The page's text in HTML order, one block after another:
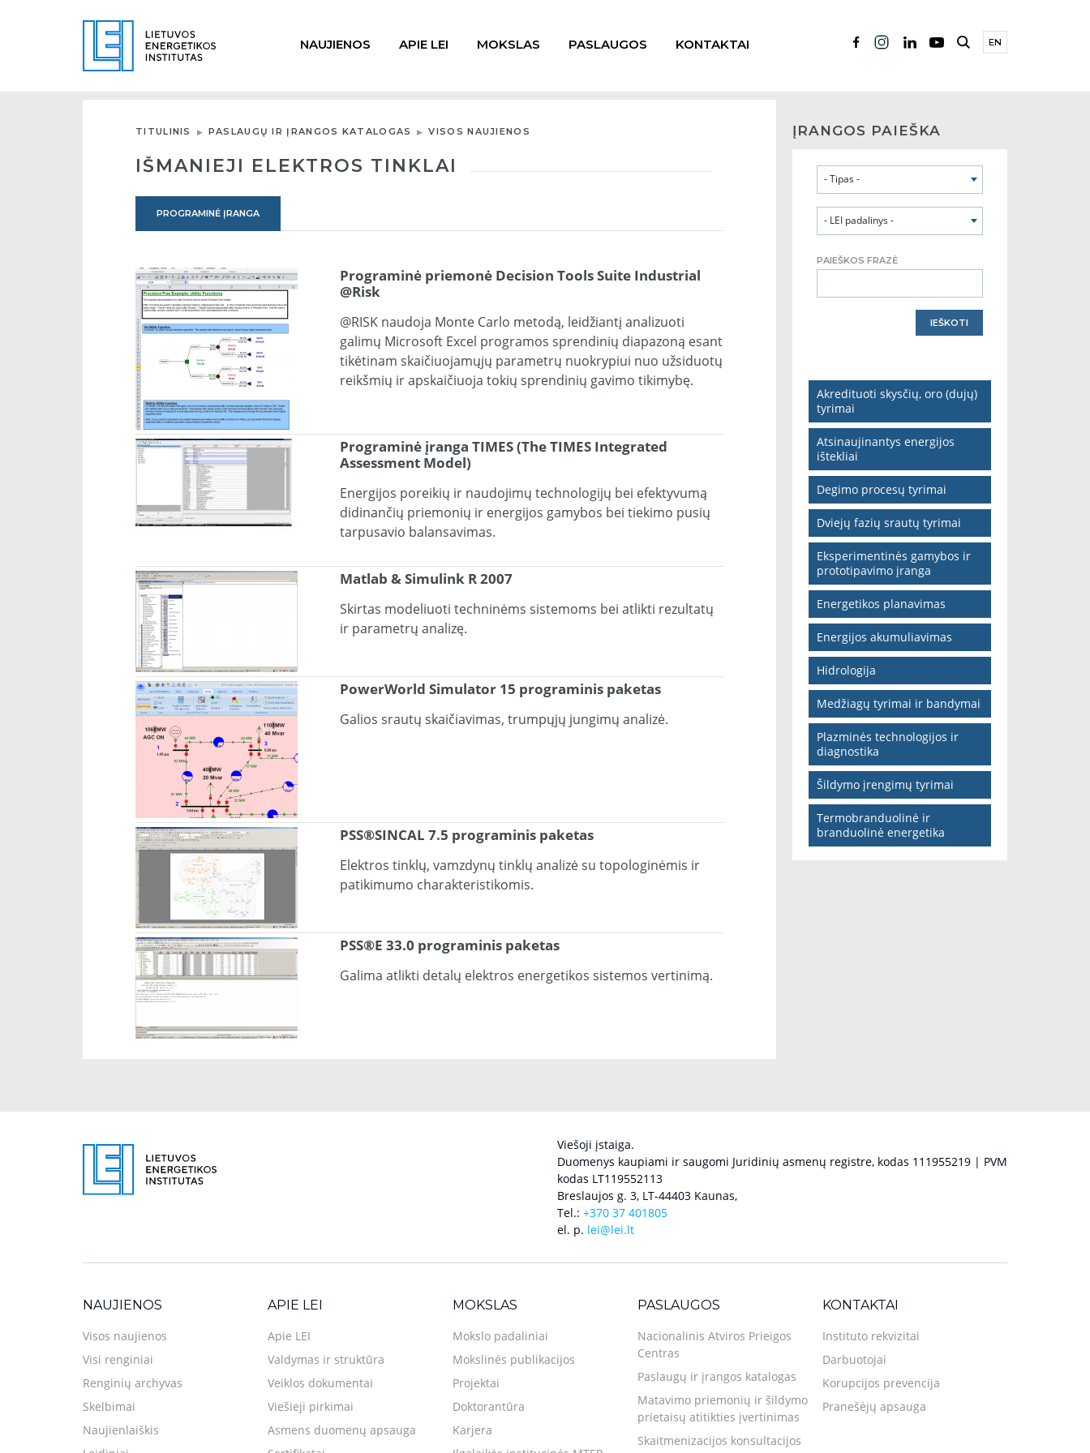
NAUJIENOS APIE LEI MOKSLAS PASLAUGOS KONTAKTAI EN
TITULINIS PASLAUGŲ IR ĮRANGOS KATALOGAS VISOS NAUJIENOS
IŠMANIEJI ELEKTROS TINKLAI
PROGRAMINĖ ĮRANGA
Programinė priemonė Decision Tools Suite Industrial
@Risk
@RISK naudoja Monte Carlo metodą, leidžiantį analizuoti
galimų Microsoft Excel programos sprendinių diapazoną esant
tikėtinam skaičiuojamųjų parametrų nuokrypiui nuo užsiduotų
reikšmių ir apskaičiuoja tokių sprendinių gavimo tikimybę.
Programinė įranga TIMES (The TIMES Integrated
Assessment Model)
Energijos poreikių ir naudojimų technologijų bei efektyvumą
didinančių priemonių ir energijos gamybos bei tiekimo pusių
tarpusavio balansavimas.
Matlab & Simulink R 2007
Skirtas modeliuoti techninėms sistemoms bei atlikti rezultatų
ir parametrų analizę.
PowerWorld Simulator 15 programinis paketas
Galios srautų skaičiavimas, trumpųjų jungimų analizė.
PSS®SINCAL 7.5 programinis paketas
Elektros tinklų, vamzdynų tinklų analizė su topologinėmis ir
patikimumo charakteristikomis.
PSS®E 33.0 programinis paketas
Galima atlikti detalų elektros energetikos sistemos vertinimą.
ĮRANGOS PAIEŠKA
- Tipas -
- LEI padalinys -
PAIEŠKOS FRAZĖ
Akredituoti skysčių, oro (dujų)
tyrimai
Atsinaujinantys energijos
ištekliai
Degimo procesų tyrimai
Dviejų fazių srautų tyrimai
Eksperimentinės gamybos ir
prototipavimo įranga
Energetikos planavimas
Energijos akumuliavimas
Hidrologija
Medžiagų tyrimai ir bandymai
Plazminės technologijos ir
diagnostika
Šildymo įrengimų tyrimai
Termobranduolinė ir
branduolinė energetika
Viešoji įstaiga.
Duomenys kaupiami ir saugomi Juridinių asmenų registre, kodas 111955219 | PVM
kodas LT119552113
Breslaujos g. 3, LT-44403 Kaunas,
Tel.: +370 37 401805
el. p. lei@lei.lt
NAUJIENOS
Visos naujienos
Visi renginiai
Renginių archyvas
Skelbimai
Naujienlaiškis
APIE LEI
Apie LEI
Valdymas ir struktūra
Veiklos dokumentai
Viešieji pirkimai
Asmens duomenų apsauga
MOKSLAS
Mokslo padaliniai
Mokslinės publikacijos
Projektai
Doktorantūra
Karjera
PASLAUGOS
Nacionalinis Atviros Prieigos
Centras
Paslaugų ir įrangos katalogas
Matavimo priemonių ir šildymo
prietaisų atitikties įvertinimas
Skaitmenizacijos konsultacijos
KONTAKTAI
Instituto rekvizitai
Darbuotojai
Korupcijos prevencija
Pranešėjų apsauga